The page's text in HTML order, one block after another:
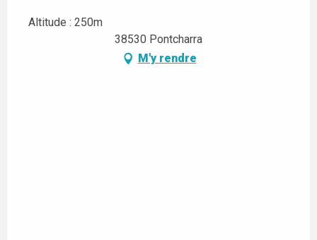
Altitude : 250m
38530 Pontcharra
M'y rendre